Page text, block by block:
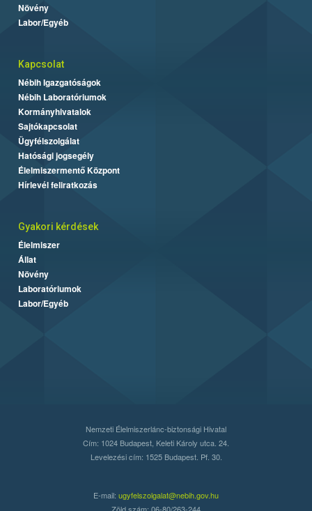
Növény
Labor/Egyéb
Kapcsolat
Nébih Igazgatóságok
Nébih Laboratóriumok
Kormányhivatalok
Sajtókapcsolat
Ügyfélszolgálat
Hatósági jogsegély
Élelmiszermentő Központ
Hírlevél feliratkozás
Gyakori kérdések
Élelmiszer
Állat
Növény
Laboratóriumok
Labor/Egyéb
Nemzeti Élelmiszerlánc-biztonsági Hivatal
Cím: 1024 Budapest, Keleti Károly utca. 24.
Levelezési cím: 1525 Budapest. Pf. 30.
E-mail: ugyfelszolgalat@nebih.gov.hu
Zöld szám: 06-80/263-244